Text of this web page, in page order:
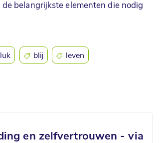
belangrijkste elementen die nodig
blij leven
en zelfvertrouwen - via